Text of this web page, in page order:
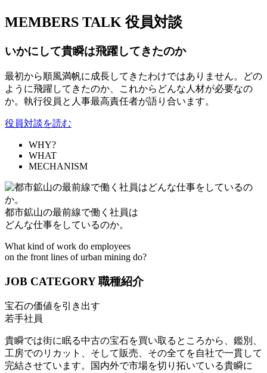
MEMBERS TALK 役員対談
いかにして貴瞬は飛躍してきたのか
最初から順風満帆に成長してきたわけではありません。どの
ように飛躍してきたのか、これからどんな人材が必要なの
か。執行役員と人事最高責任者が語り合います。
役員対談を読む
WHY?
WHAT
MECHANISM
都市鉱山の最前線で働く社員は
どんな仕事をしているのか。
What kind of work do employees
on the front lines of urban mining do?
JOB CATEGORY 職種紹介
宝石の価値を引き出す
若手社員
貴瞬では街に眠る中古の宝石を買い取るところから、鑑別、
工房でのリカット、そして販売、その全てを自社で一貫して
完結させています。国内外で市場を切り拓いている貴瞬に